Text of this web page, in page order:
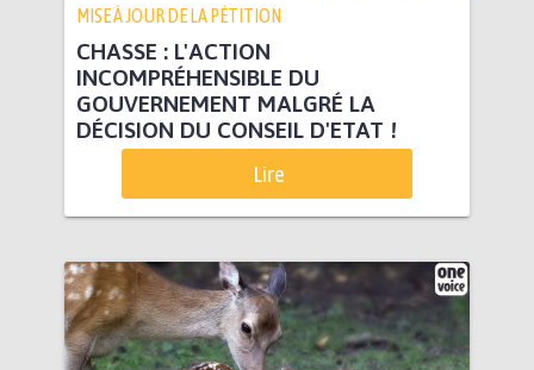
MISE À JOUR DE LA PÉTITION
CHASSE : L'ACTION
INCOMPRÉHENSIBLE DU
GOUVERNEMENT MALGRÉ LA
DÉCISION DU CONSEIL D'ETAT !
Lire